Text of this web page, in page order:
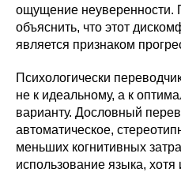
ощущение неуверенности.
объяснить, что этот
является признаком
Психологически
не к идеальному, а к
варианту. Дословный
автоматическое,
меньших когнитивных
использование языка, хотя